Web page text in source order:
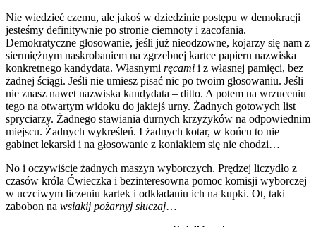
Nie wiedzieć czemu, ale jakoś w dziedzinie postępu w demokracji
jesteśmy definitywnie po stronie ciemnoty i zacofania.
Demokratyczne głosowanie, jeśli już nieodzowne, kojarzy się nam z
siermiężnym naskrobaniem na zgrzebnej kartce papieru nazwiska
konkretnego kandydata. Własnymi ręcami i z własnej pamięci, bez
żadnej ściągi. Jeśli nie umiesz pisać nic po twoim głosowaniu. Jeśli
nie znasz nawet nazwiska kandydata – ditto. A potem na wrzuceniu
tego na otwartym widoku do jakiejś urny. Żadnych gotowych list
spryciarzy. Żadnego stawiania durnych krzyżyków na odpowiednim
miejscu. Żadnych wykreśleń. I żadnych kotar, w końcu to nie
gabinet lekarski i na głosowanie z koniakiem się nie chodzi…
No i oczywiście żadnych maszyn wyborczych. Prędzej liczydło z
czasów króla Ćwieczka i bezinteresowna pomoc komisji wyborczej
w uczciwym liczeniu kartek i odkładaniu ich na kupki. Ot, taki
zabobon na wsiakij pożarnyj słuczaj…